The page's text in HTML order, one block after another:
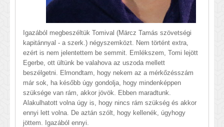
Igazából megbeszéltük Tomival (Märcz Tamás szövetségi
kapitánnyal - a szerk.) négyszemközt. Nem történt extra,
ezért is nem jelentettem be semmit. Emlékszem, Tomi lejött
Egerbe, ott ültünk be valahova az uszoda mellett
beszélgetni. Elmondtam, hogy nekem az a mérkőzésszám
már sok, ha később úgy gondolja, hogy mindenképpen
szüksége van rám, akkor jövök. Ebben maradtunk.
Alakulhatott volna úgy is, hogy nincs rám szükség és akkor
ennyi lett volna. De aztán szólt, hogy kellenék, úgyhogy
jöttem. Igazából ennyi.